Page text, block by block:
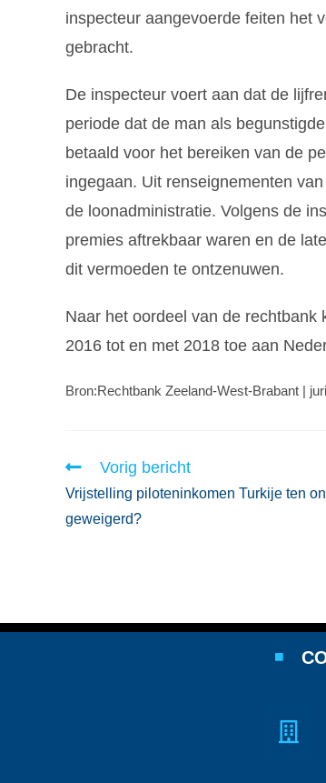
inspecteur aangevoerde feiten het
gebracht.
De inspecteur voert aan dat de
periode dat de man als
betaald voor het bereiken van de
ingegaan. Uit renseignementen
de loonadministratie. Volgens de
premies aftrekbaar waren en de
dit vermoeden te ontzenuwen.
Naar het oordeel van de
2016 tot en met 2018 toe aan
Bron:Rechtbank Zeeland-West-Brabant |
Vorig bericht
Vrijstelling piloteninkomen Turkije ten
geweigerd?